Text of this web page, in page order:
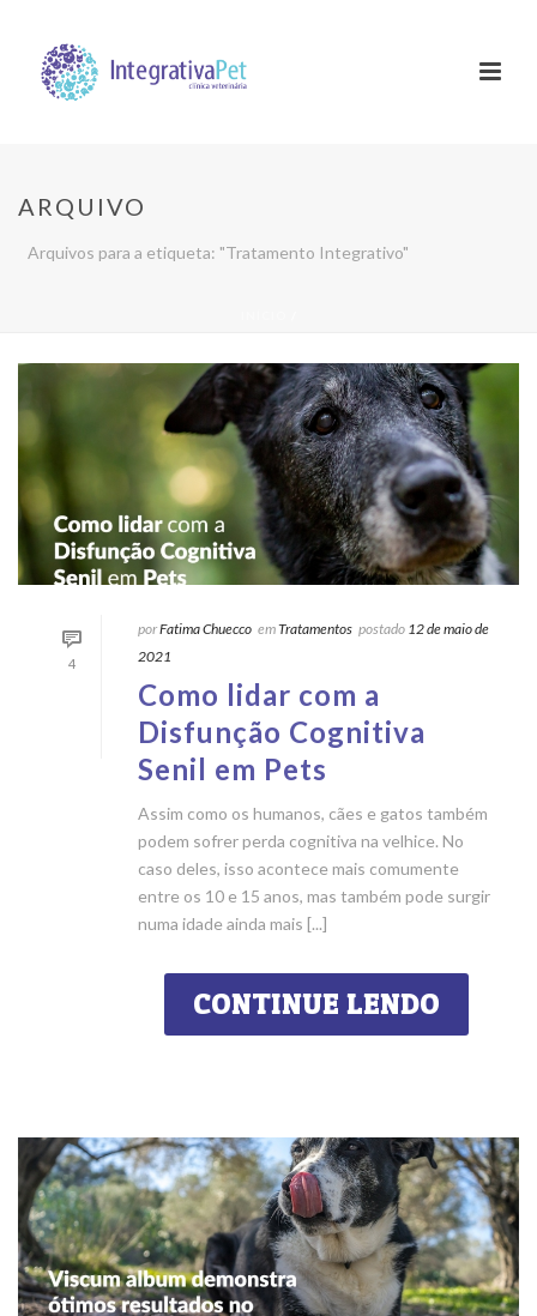
ARQUIVO
Arquivos para a etiqueta: "Tratamento Integrativo"
4
porFatima Chuecco emTratamentos postado 12 de maio de
2021
Como lidar com a
Disfunção Cognitiva
Senil em Pets
Assim como os humanos, cães e gatos também
podem sofrer perda cognitiva na velhice. No
caso deles, isso acontece mais comumente
entre os 10 e 15 anos, mas também pode surgir
numa idade ainda mais [...]
CONTINUE LENDO